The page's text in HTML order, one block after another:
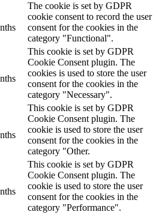
The cookie is set by GDPR
cookie consent to record the user
consent for the cookies in the
category "Functional".
This cookie is set by GDPR
Cookie Consent plugin. The
cookies is used to store the user
consent for the cookies in the
category "Necessary".
This cookie is set by GDPR
Cookie Consent plugin. The
cookie is used to store the user
consent for the cookies in the
category "Other.
This cookie is set by GDPR
Cookie Consent plugin. The
cookie is used to store the user
consent for the cookies in the
category "Performance".